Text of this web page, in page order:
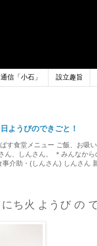
通信「小石」 設立趣旨
ようびのできごと！
す食堂メニュー ご飯、お吸
ん、しんさん。 ＊みんなか
事介助・(しんさん) しんさん
ち火 ようび の